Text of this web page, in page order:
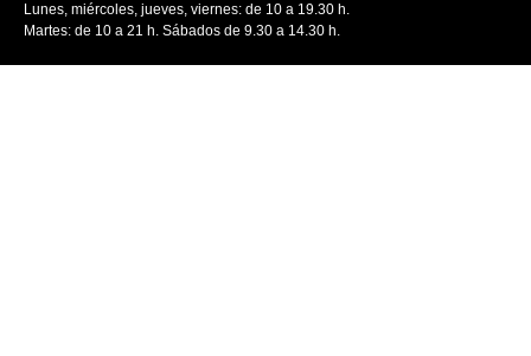
Lunes, miércoles, jueves, viernes: de 10 a 19.30 h.
Martes: de 10 a 21 h. Sábados de 9.30 a 14.30 h.